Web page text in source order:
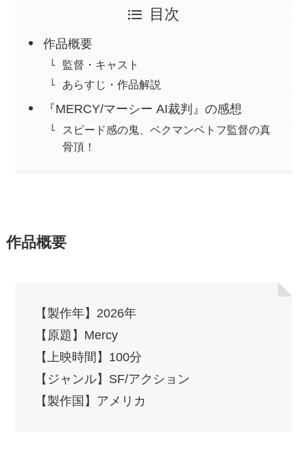
目次
作品概要
監督・キャスト
あらすじ・作品解説
『MERCY/マーシー AI裁判』の感想
スピード感の鬼、ベクマンベトフ監督の真
骨頂！
作品概要
【製作年】2026年
【原題】Mercy
【上映時間】100分
【ジャンル】SF/アクション
【製作国】アメリカ